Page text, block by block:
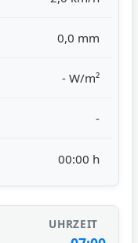
0,0 mm
- W/m²
-
00:00 h